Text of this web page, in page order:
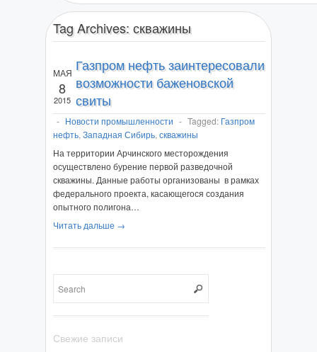
Tag Archives:скважины
МАЯ
8
2015
Газпром нефть заинтересовали
возможности баженовской
свиты
- Новости промышленности - Tagged: Газпром
нефть, Западная Сибирь, скважины
На территории Арчинского месторождения
осуществлено бурение первой разведочной
скважины. Данные работы организованы в рамках
федерального проекта, касающегося создания
опытного полигона…
Читать дальше →
Свежие записи